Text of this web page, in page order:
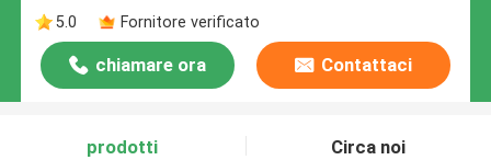
5.0
Fornitore verificato
chiamare ora Contattaci
prodotti Circa noi